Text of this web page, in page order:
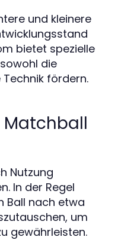
und kleinere
bietet spezielle
die
fördern.
Matchball
Nutzung
In der Regel
Ball nach etwa
um
gewährleisten.